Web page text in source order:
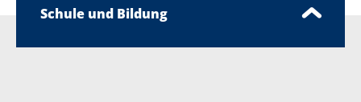
Schule und Bildung